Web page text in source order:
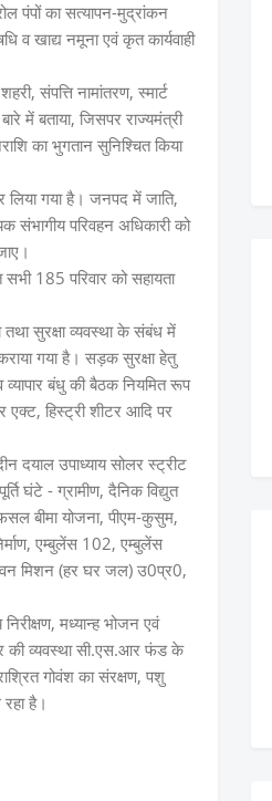
पंपों का सत्यापन-मुद्रांकन
खाद्य नमूना एवं कृत कार्यवाही
संपत्ति नामांतरण, स्मार्ट
में बताया, जिसपर राज्यमंत्री
का भुगतान सुनिश्चित किया
गया है। जनपद में जाति,
संभागीय परिवहन अधिकारी को
185 परिवार को सहायता
सुरक्षा व्यवस्था के संबंध में
गया है। सड़क सुरक्षा हेतु
बंधु की बैठक नियमित रूप
एक्ट, हिस्ट्री शीटर आदि पर
दयाल उपाध्याय सोलर स्ट्रीट
घंटे - ग्रामीण, दैनिक विद्युत
बीमा योजना, पीएम-कुसुम,
एम्बुलेंस 102, एम्बुलेंस
मिशन (हर घर जल) उ0प्र0,
मध्यान्ह भोजन एवं
की व्यवस्था सी.एस.आर फंड के
गोवंश का संरक्षण, पशु
है।